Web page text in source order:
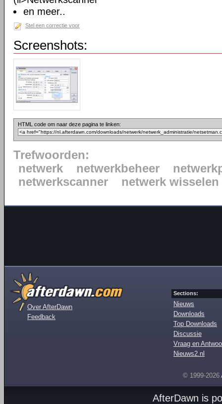
en meer..
Stel een correctie voor
Screenshots:
HTML code om naar deze pagina te linken:
Trefwoorden:
netwerk
netwerkbeheer
netwerkscanner
netwerk wisselen
Over AfterDawn
Feedback
Sections:
Nieuws
Downloads
Top Downloads
Discussie
Vraag en
Nieuws2.nl
© 1999-2026
AfterDawn is